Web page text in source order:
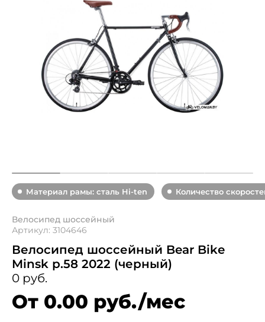
Материал рамы: сталь Hi-ten Количество
Велосипед шоссейный
Артикул: 3104646
Велосипед шоссейный Bear Bike
Minsk р.58 2022 (черный)
0 руб.
От 0.00 руб./мес